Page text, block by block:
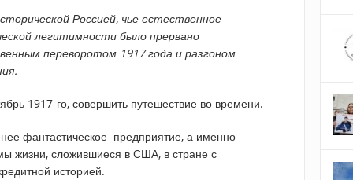
Россией, чье естественное
легитимности было прервано
переворотом 1917 года и разгоном
1917-го, совершить путешествие во времени.
фантастическое предприятие, а именно
жизни, сложившиеся в США, в стране с
историей.